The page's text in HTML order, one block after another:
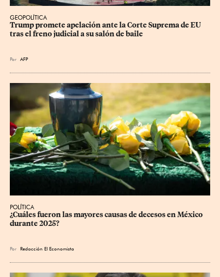
GEOPOLÍTICA
Trump promete apelación ante la Corte Suprema de EU
tras el freno judicial a su salón de baile
Por AFP
POLÍTICA
¿Cuáles fueron las mayores causas de decesos en México
durante 2025?
Por Redacción El Economista